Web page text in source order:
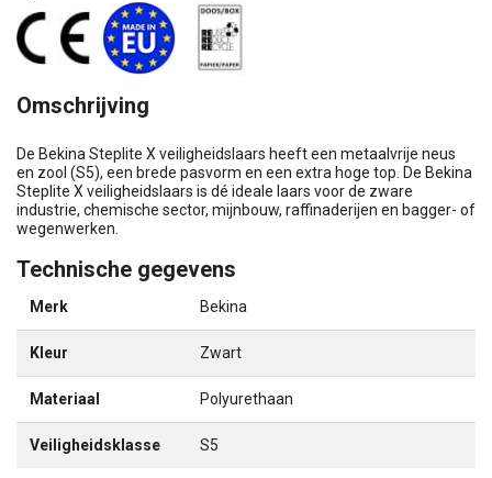
Omschrijving
De Bekina Steplite X veiligheidslaars heeft een metaalvrije neus
en zool (S5), een brede pasvorm en een extra hoge top. De Bekina
Steplite X veiligheidslaars is dé ideale laars voor de zware
industrie, chemische sector, mijnbouw, raffinaderijen en bagger- of
wegenwerken.
Technische gegevens
Merk Bekina
Kleur Zwart
Materiaal Polyurethaan
Veiligheidsklasse S5